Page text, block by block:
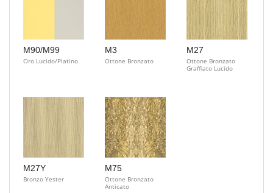
M90/M99
Oro Lucido/Platino
M3
Ottone Bronzato
M27
Ottone Bronzato
Graffiato Lucido
M27Y
Bronzo Yester
M75
Ottone Bronzato
Anticato